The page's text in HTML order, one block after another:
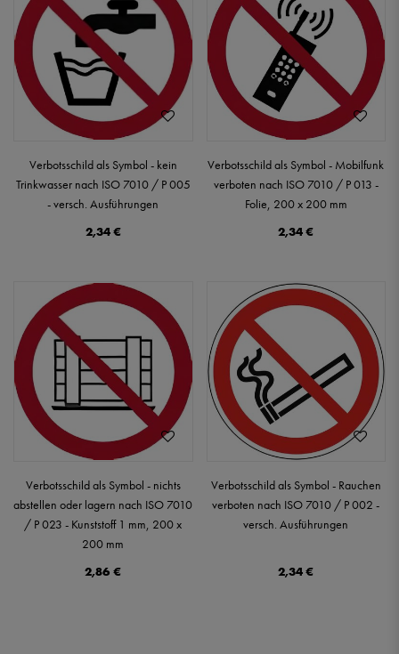
Verbotsschild als Symbol - kein
Trinkwasser nach ISO 7010 / P 005
- versch. Ausführungen
2,34 €
Verbotsschild als Symbol - Mobilfunk
verboten nach ISO 7010 / P 013 -
Folie, 200 x 200 mm
2,34 €
Verbotsschild als Symbol - nichts
abstellen oder lagern nach ISO 7010
/ P 023 - Kunststoff 1 mm, 200 x
200 mm
2,86 €
Verbotsschild als Symbol - Rauchen
verboten nach ISO 7010 / P 002 -
versch. Ausführungen
2,34 €